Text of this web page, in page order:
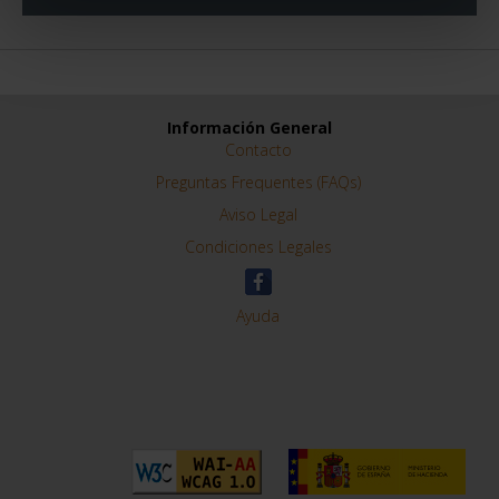
Información General
Contacto
Preguntas Frequentes (FAQs)
Aviso Legal
Condiciones Legales
Ayuda